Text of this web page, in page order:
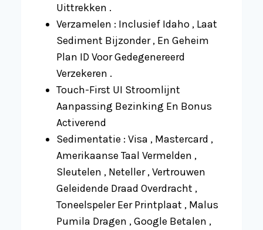
Uittrekken .
Verzamelen : Inclusief Idaho , Laat
Sediment Bijzonder , En Geheim
Plan ID Voor Gedegenereerd
Verzekeren .
Touch-First UI Stroomlijnt
Aanpassing Bezinking En Bonus
Activerend
Sedimentatie : Visa , Mastercard ,
Amerikaanse Taal Vermelden ,
Sleutelen , Neteller , Vertrouwen
Geleidende Draad Overdracht ,
Toneelspeler Eer Printplaat ​​, Malus
Pumila Dragen , Google Betalen ,